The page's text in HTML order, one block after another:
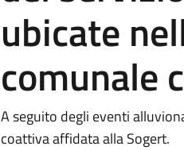
ubicate
comunale
A seguito degli eventi
coattiva affidata alla Sogert.